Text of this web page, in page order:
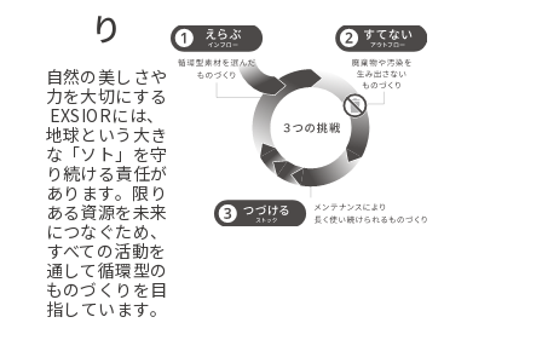
り
自然の美しさや
力を大切にする
EXSIORには、
地球という大き
な「ソト」を守
り続ける責任が
あります。限り
ある資源を未来
につなぐため、
すべての活動を
通して循環型の
ものづくりを目
指しています。